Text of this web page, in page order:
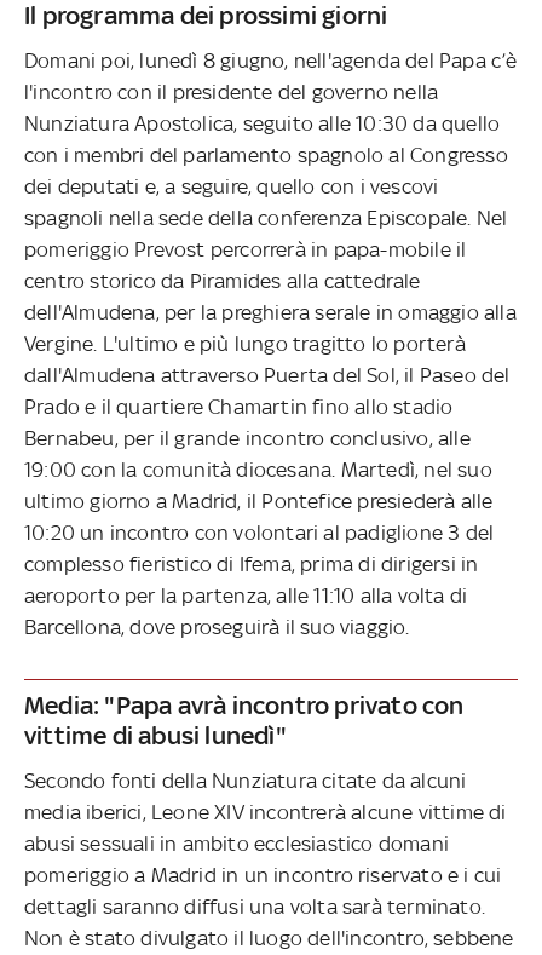
Il programma dei prossimi giorni
Domani poi, lunedì 8 giugno, nell'agenda del Papa c’è
l'incontro con il presidente del governo nella
Nunziatura Apostolica, seguito alle 10:30 da quello
con i membri del parlamento spagnolo al Congresso
dei deputati e, a seguire, quello con i vescovi
spagnoli nella sede della conferenza Episcopale. Nel
pomeriggio Prevost percorrerà in papa-mobile il
centro storico da Piramides alla cattedrale
dell'Almudena, per la preghiera serale in omaggio alla
Vergine. L'ultimo e più lungo tragitto lo porterà
dall'Almudena attraverso Puerta del Sol, il Paseo del
Prado e il quartiere Chamartin fino allo stadio
Bernabeu, per il grande incontro conclusivo, alle
19:00 con la comunità diocesana. Martedì, nel suo
ultimo giorno a Madrid, il Pontefice presiederà alle
10:20 un incontro con volontari al padiglione 3 del
complesso fieristico di Ifema, prima di dirigersi in
aeroporto per la partenza, alle 11:10 alla volta di
Barcellona, dove proseguirà il suo viaggio.
Media: "Papa avrà incontro privato con
vittime di abusi lunedì"
Secondo fonti della Nunziatura citate da alcuni
media iberici, Leone XIV incontrerà alcune vittime di
abusi sessuali in ambito ecclesiastico domani
pomeriggio a Madrid in un incontro riservato e i cui
dettagli saranno diffusi una volta sarà terminato.
Non è stato divulgato il luogo dell'incontro, sebbene